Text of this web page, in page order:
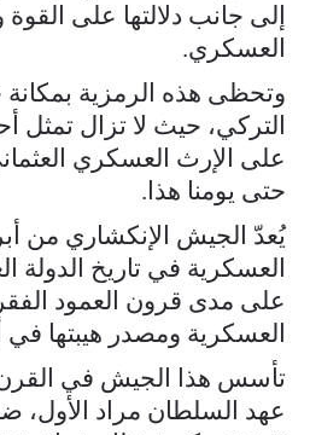
إلى جانب دلالتها على القوة
العسكري.
وتحظى هذه الرمزية بمكانة
التركي، حيث لا تزال تمثل
على الإرث العسكري
حتى يومنا هذا.
يُعدّ الجيش الإنكشاري من
العسكرية في تاريخ الدولة
على مدى قرون العمود
العسكرية ومصدر هيبتها في
تأسس هذا الجيش في
عهد السلطان مراد الأول،